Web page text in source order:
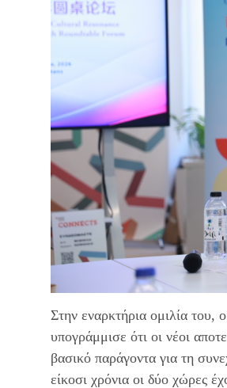
Στην εναρκτήρια ομιλία του,
υπογράμμισε ότι οι νέοι
βασικό παράγοντα για τη
είκοσι χρόνια οι δύο χώρες